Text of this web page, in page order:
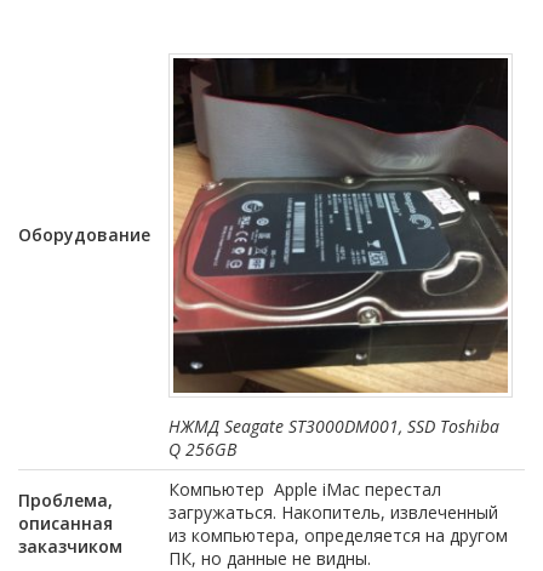
Оборудование
НЖМД Seagate ST3000DM001, SSD Toshiba
Q 256GB
Проблема,
описанная
заказчиком
Компьютер Apple iMac перестал
загружаться. Накопитель, извлеченный
из компьютера, определяется на другом
ПК, но данные не видны.